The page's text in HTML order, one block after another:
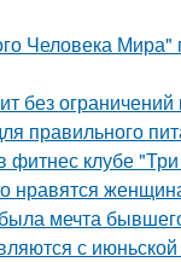
Человека
без
правильного
клубе
нравятся
мечта
с